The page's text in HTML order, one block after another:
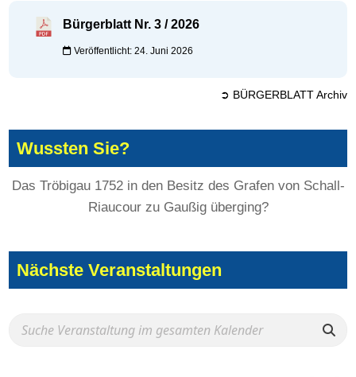
Bürgerblatt Nr. 3 / 2026
Veröffentlicht: 24. Juni 2026
➲ BÜRGERBLATT Archiv
Wussten Sie?
Das Tröbigau 1752 in den Besitz des Grafen von Schall-
Riaucour zu Gaußig überging?
Nächste Veranstaltungen